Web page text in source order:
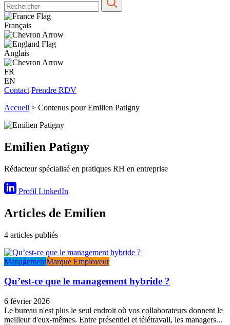
Français
Anglais
FR
EN
Contact Prendre RDV
Accueil > Contenus pour Emilien Patigny
Emilien Patigny
Rédacteur spécialisé en pratiques RH en entreprise
Profil LinkedIn
Articles de Emilien
4 articles publiés
ManagementMarque Employeur
Qu’est-ce que le management hybride ?
6 février 2026
Le bureau n'est plus le seul endroit où vos collaborateurs donnent le
meilleur d'eux-mêmes. Entre présentiel et télétravail, les managers...